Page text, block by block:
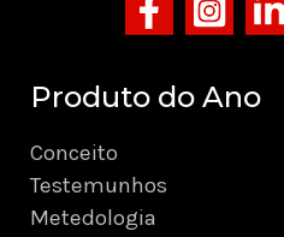
Produto do Ano
Conceito
Testemunhos
Metedologia